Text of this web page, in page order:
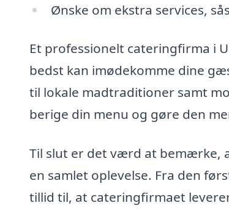
Ønske om ekstra services,
Et professionelt cateringfirma i
bedst kan imødekomme dine
til lokale madtraditioner samt
berige din menu og gøre den
Til slut er det værd at bemærke,
en samlet oplevelse. Fra den
tillid til, at cateringfirmaet